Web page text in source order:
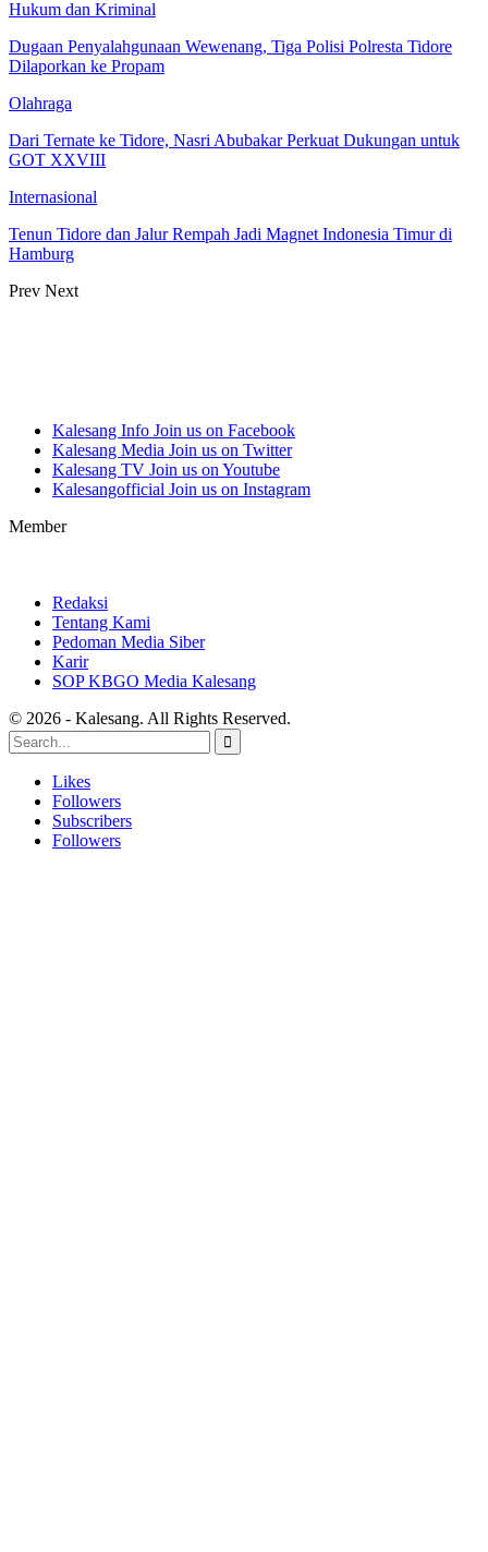
Hukum dan Kriminal
Dugaan Penyalahgunaan Wewenang, Tiga Polisi Polresta Tidore
Dilaporkan ke Propam
Olahraga
Dari Ternate ke Tidore, Nasri Abubakar Perkuat Dukungan untuk
GOT XXVIII
Internasional
Tenun Tidore dan Jalur Rempah Jadi Magnet Indonesia Timur di
Hamburg
Prev Next
Kalesang Info Join us on Facebook
Kalesang Media Join us on Twitter
Kalesang TV Join us on Youtube
Kalesangofficial Join us on Instagram
Member
Redaksi
Tentang Kami
Pedoman Media Siber
Karir
SOP KBGO Media Kalesang
© 2026 - Kalesang. All Rights Reserved.
Likes
Followers
Subscribers
Followers